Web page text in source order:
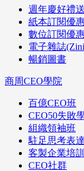
週年慶好禮送
紙本訂閱優
數位訂閱優
電子雜誌
暢銷圖書
商周CEO學院
百億CEO班
CEO50失敗
組織領袖班
駐足思考表
客製企業培訓
CEO社群